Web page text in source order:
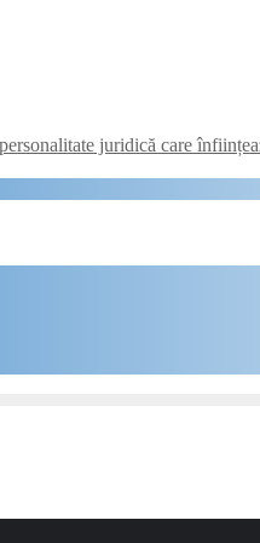
juridică care